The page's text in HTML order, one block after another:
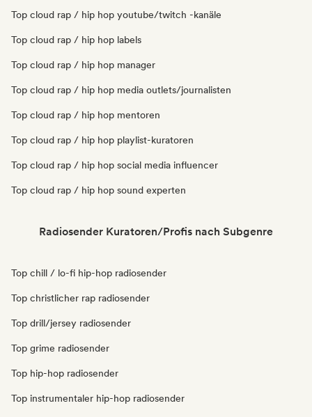
Top cloud rap / hip hop youtube/twitch -kanäle
Top cloud rap / hip hop labels
Top cloud rap / hip hop manager
Top cloud rap / hip hop media outlets/journalisten
Top cloud rap / hip hop mentoren
Top cloud rap / hip hop playlist-kuratoren
Top cloud rap / hip hop social media influencer
Top cloud rap / hip hop sound experten
Radiosender Kuratoren/Profis nach Subgenre
Top chill / lo-fi hip-hop radiosender
Top christlicher rap radiosender
Top drill/jersey radiosender
Top grime radiosender
Top hip-hop radiosender
Top instrumentaler hip-hop radiosender